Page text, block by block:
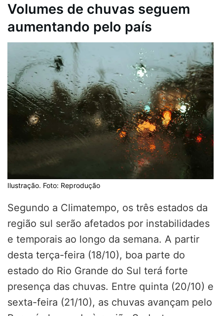
Volumes de chuvas seguem
aumentando pelo país
Ilustração. Foto: Reprodução
Segundo a Climatempo, os três estados da
região sul serão afetados por instabilidades
e temporais ao longo da semana. A partir
desta terça-feira (18/10), boa parte do
estado do Rio Grande do Sul terá forte
presença das chuvas. Entre quinta (20/10) e
sexta-feira (21/10), as chuvas avançam pelo